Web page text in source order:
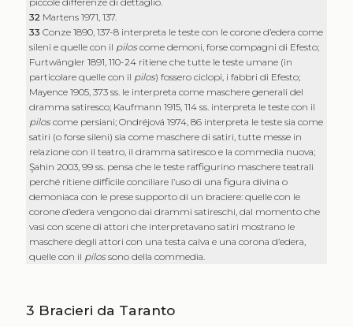
32 Martens 1971, 137.
33Conze 1890, 137-8 interpreta le teste con le corone d’edera come
sileni e quelle con il piloscome demoni, forse compagni di Efesto;
Furtwängler 1891, 110-24 ritiene che tutte le teste umane (in
particolare quelle con il pilos) fossero ciclopi, i fabbri di Efesto;
Mayence 1905, 373 ss. le interpreta come maschere generali del
dramma satiresco; Kaufmann 1915, 114 ss. interpreta le teste con il
piloscome persiani; Ondréjová 1974, 86 interpreta le teste sia come
satiri (o forse sileni) sia come maschere di satiri, tutte messe in
relazione con il teatro, il dramma satiresco e la commedia nuova;
Şahin 2003, 99 ss. pensa che le teste raffigurino maschere teatrali
perché ritiene difficile conciliare l’uso di una figura divina o
demoniaca con le prese supporto di un braciere: quelle con le
corone d’edera vengono dai drammi satireschi, dal momento che
vasi con scene di attori che interpretavano satiri mostrano le
maschere degli attori con una testa calva e una corona d’edera,
quelle con il pilossono della commedia.
3 Bracieri da Taranto